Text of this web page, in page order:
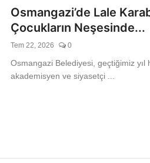
forma
Osmangazi’de Lale
Çocukların Neşesinde...
Tem 22, 2026 0
Osmangazi Belediyesi, geçtiğimiz yıl
akademisyen ve siyasetçi ...